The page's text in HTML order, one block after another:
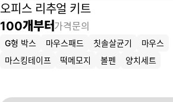
오피스 리추얼 키트
100개부터 가격문의
G형 박스 마우스패드 칫솔살균기
마우스
마스킹테이프
떡메모지 볼펜 양치세트